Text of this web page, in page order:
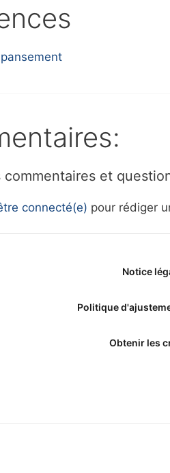
commentaires et
connecté(e) pour rédiger
Notice
Politique
Obtenir les